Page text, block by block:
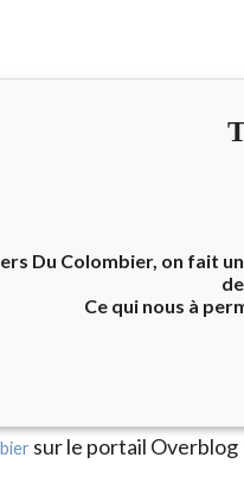
Du Colombier, on fait
Ce qui nous à
sur le portail Overblog